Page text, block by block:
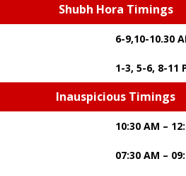
Shubh Hora Timings
6-9,10-10.30
1-3, 5-6, 8-11
Inauspicious Timings
10:30 AM –
07:30 AM –